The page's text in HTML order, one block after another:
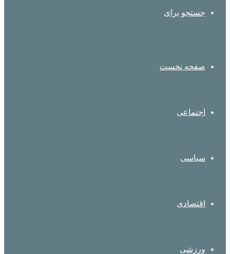
جستجو برای
صفحه نخست
اجتماعی
سیاسی
اقتصادی
ورزشی